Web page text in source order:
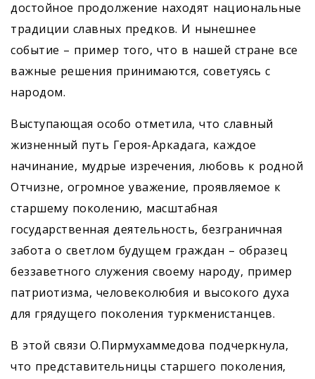
достойное продолжение находят национальные
традиции славных предков. И нынешнее
событие – пример того, что в нашей стране все
важные решения принимаются, советуясь с
народом.
Выступающая особо отметила, что славный
жизненный путь ­Героя-Аркадага, каждое
начинание, мудрые изречения, любовь к родной
Отчизне, огромное уважение, проявляемое к
старшему поколению, масштабная
государственная деятельность, безграничная
забота о светлом будущем граждан – образец
беззаветного служения своему народу, пример
патриотизма, человеколюбия и высокого духа
для грядущего поколения туркменистанцев.
В этой связи О.Пирмухаммедова подчеркнула,
что представительницы старшего поколения,